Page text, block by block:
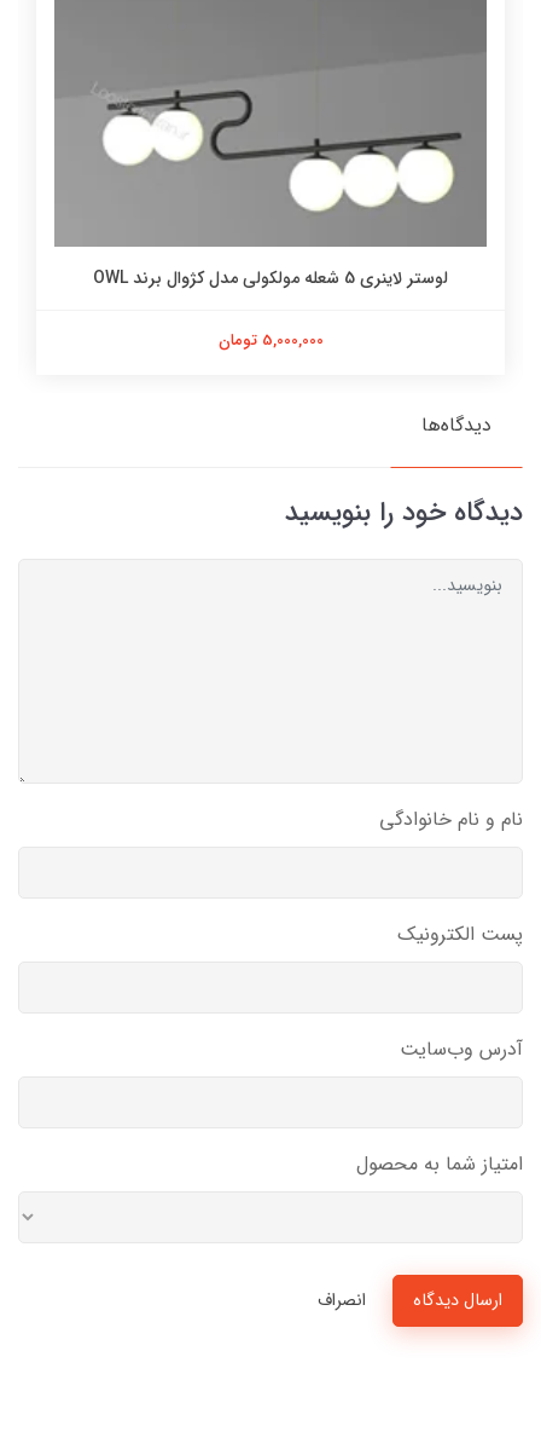
لوستر لاینری 5 شعله مولکولی مدل کژوال برند OWL
5,000,000 تومان
دیدگاه‌ها
دیدگاه خود را بنویسید
نام و نام خانوادگی
پست الکترونیک
آدرس وب‌سایت
امتیاز شما به محصول
ارسال دیدگاه انصراف